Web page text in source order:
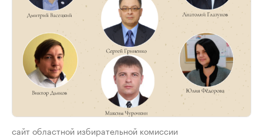
сайт областной избирательной комиссии